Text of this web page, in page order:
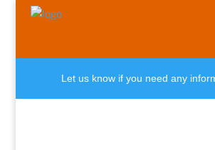
Let us know if you need any